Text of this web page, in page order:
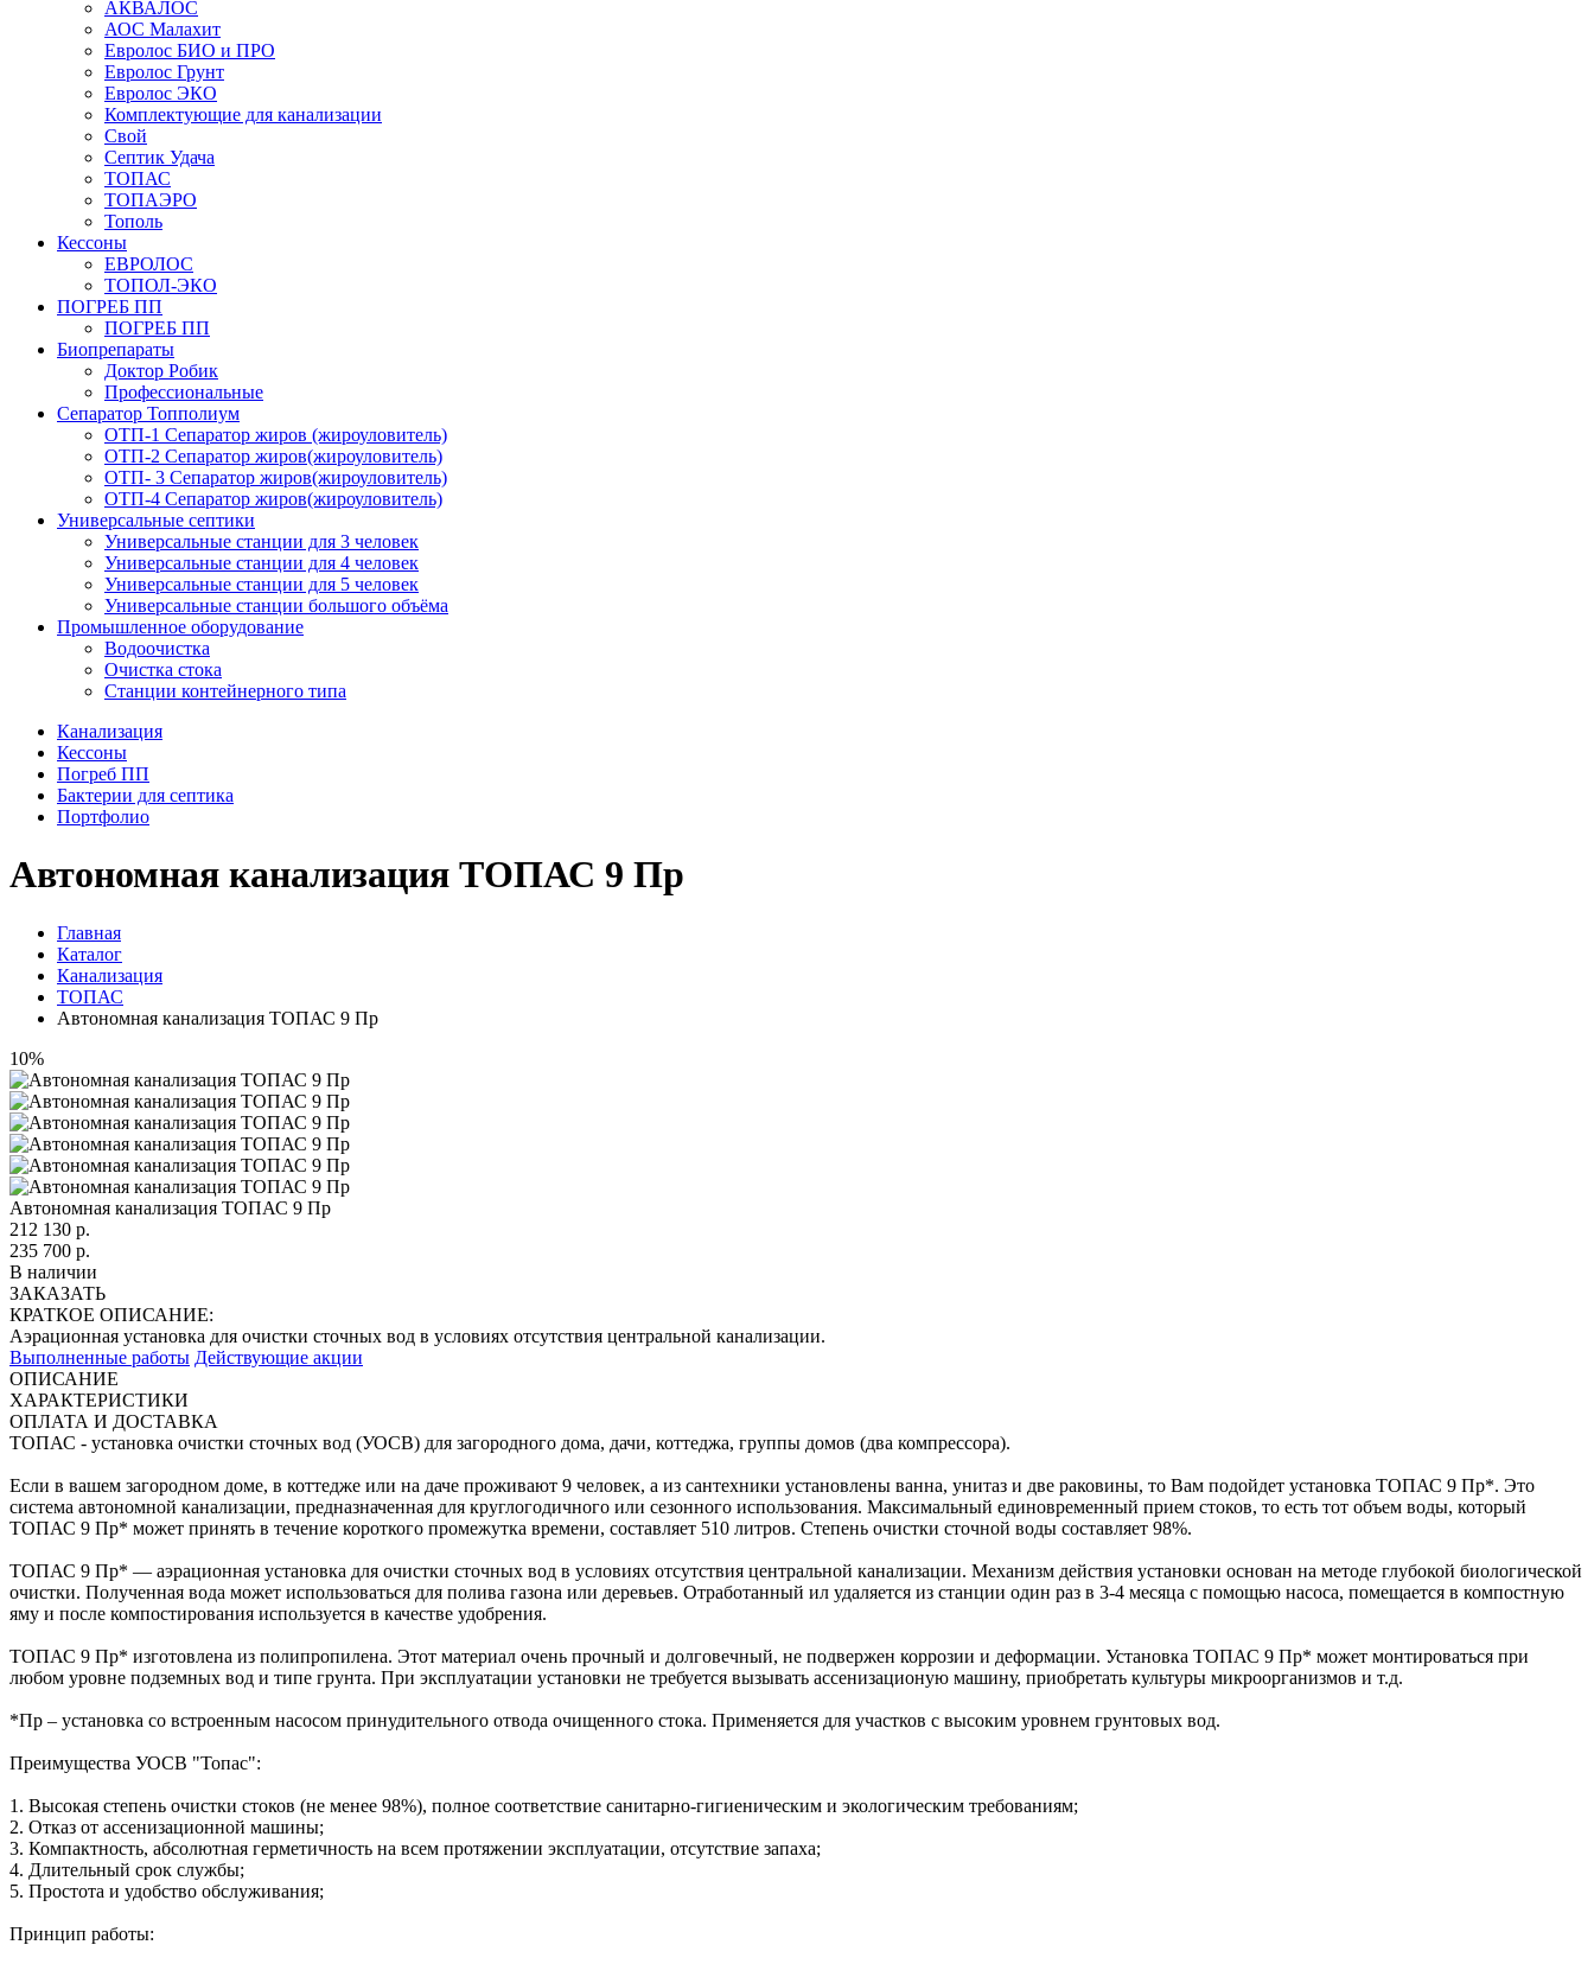
АКВАЛОС
АОС Малахит
Евролос БИО и ПРО
Евролос Грунт
Евролос ЭКО
Комплектующие для канализации
Свой
Септик Удача
ТОПАС
ТОПАЭРО
Тополь
Кессоны
ЕВРОЛОС
ТОПОЛ-ЭКО
ПОГРЕБ ПП
ПОГРЕБ ПП
Биопрепараты
Доктор Робик
Профессиональные
Сепаратор Топполиум
ОТП-1 Сепаратор жиров (жироуловитель)
ОТП-2 Сепаратор жиров(жироуловитель)
ОТП- 3 Сепаратор жиров(жироуловитель)
ОТП-4 Сепаратор жиров(жироуловитель)
Универсальные септики
Универсальные станции для 3 человек
Универсальные станции для 4 человек
Универсальные станции для 5 человек
Универсальные станции большого объёма
Промышленное оборудование
Водоочистка
Очистка стока
Станции контейнерного типа
Канализация
Кессоны
Погреб ПП
Бактерии для септика
Портфолио
Автономная канализация ТОПАС 9 Пр
Главная
Каталог
Канализация
ТОПАС
Автономная канализация ТОПАС 9 Пр
10%
Автономная канализация ТОПАС 9 Пр
212 130 р.
235 700 р.
В наличии
ЗАКАЗАТЬ
КРАТКОЕ ОПИСАНИЕ:
Аэрационная установка для очистки сточных вод в условиях отсутствия центральной канализации.
Выполненные работы Действующие акции
ОПИСАНИЕ
ХАРАКТЕРИСТИКИ
ОПЛАТА И ДОСТАВКА
ТОПАС - установка очистки сточных вод (УОСВ) для загородного дома, дачи, коттеджа, группы домов (два компрессора).
Если в вашем загородном доме, в коттедже или на даче проживают 9 человек, а из сантехники установлены ванна, унитаз и две раковины, то Вам подойдет установка ТОПАС 9 Пр*. Это
система автономной канализации, предназначенная для круглогодичного или сезонного использования. Максимальный единовременный прием стоков, то есть тот объем воды, который
ТОПАС 9 Пр* может принять в течение короткого промежутка времени, составляет 510 литров. Степень очистки сточной воды составляет 98%.
ТОПАС 9 Пр* — аэрационная установка для очистки сточных вод в условиях отсутствия центральной канализации. Механизм действия установки основан на методе глубокой биологической
очистки. Полученная вода может использоваться для полива газона или деревьев. Отработанный ил удаляется из станции один раз в 3-4 месяца с помощью насоса, помещается в компостную
яму и после компостирования используется в качестве удобрения.
ТОПАС 9 Пр* изготовлена из полипропилена. Этот материал очень прочный и долговечный, не подвержен коррозии и деформации. Установка ТОПАС 9 Пр* может монтироваться при
любом уровне подземных вод и типе грунта. При эксплуатации установки не требуется вызывать ассенизационую машину, приобретать культуры микроорганизмов и т.д.
*Пр – установка со встроенным насосом принудительного отвода очищенного стока. Применяется для участков с высоким уровнем грунтовых вод.
Преимущества УОСВ "Топас":
1. Высокая степень очистки стоков (не менее 98%), полное соответствие санитарно-гигиеническим и экологическим требованиям;
2. Отказ от ассенизационной машины;
3. Компактность, абсолютная герметичность на всем протяжении эксплуатации, отсутствие запаха;
4. Длительный срок службы;
5. Простота и удобство обслуживания;
Принцип работы: